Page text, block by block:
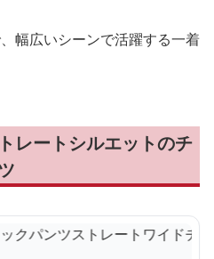
幅広いシーンで活躍する一着
レートシルエットのチ